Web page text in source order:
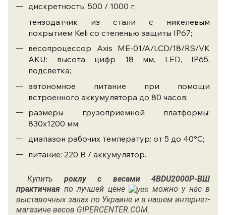
дискретность: 500 / 1000 г;
тензодатчик из стали с никелевым
покрытием Keli со степенью защиты IP67;
весопроцессор Axis ME-01/A/LCD/18/RS/VK
AKU: высота цифр 18 мм, LED, IP65,
подсветка;
автономное питание при помощи
встроенного аккумулятора до 80 часов;
размеры грузоприемной платформы:
830x1200 мм;
диапазон рабочих температур: от 5 до 40°С;
питание: 220 В / аккумулятор.
Купить роклу с весами4BDU2000P-ВШ
практичная по лучшей цене
можно у нас в
выставочных залах по Украине и в нашем интернет-
магазине весов GIPERCENTER.COM.